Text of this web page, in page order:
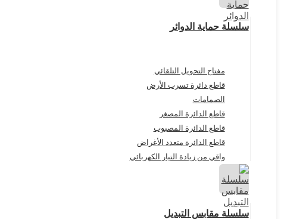
سلسلة حماية الدوائر
مفتاح التحويل التلقائي
قاطع دائرة تسرب الأرض
الصمامات
قاطع الدائرة المصغر
قاطع الدائرة المصبوب
قاطع الدائرة متعدد الأغراض
واقي من زيادة التيار الكهربائي
سلسلة مقابس التبديل